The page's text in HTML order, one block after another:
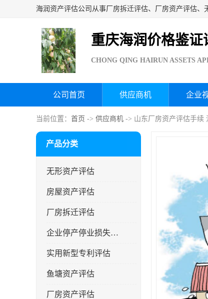
重庆海润价格鉴证
CHONG QING HAIRUN ASSETS
公司首页 供应商机 企业
当前位置： 首页 -> 供应商机 -> 山东厂房资产评估手续
产品分类
无形资产评估
房屋资产评估
厂房拆迁评估
企业停产停业损失评估
实用新型专利评估
鱼塘资产评估
厂房资产评估